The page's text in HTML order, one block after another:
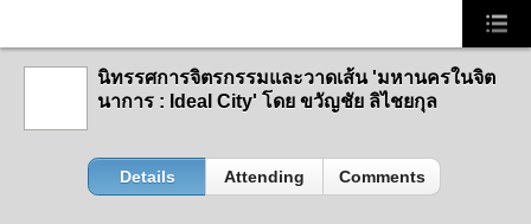
นิทรรศการจิตรกรรมและวาดเส้น 'มหานครในจิต
นาการ : Ideal City' โดย ขวัญชัย ลิไชยกุล
Details Attending Comments